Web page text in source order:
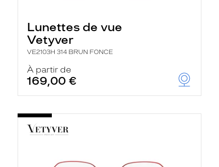
Lunettes de vue
Vetyver
VE2103H 314 BRUN FONCE
À partir de
169,00 €